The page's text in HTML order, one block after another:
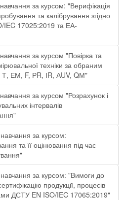
за курсом: "Верифікація
та калібрування згідно
17025:2019 та ЕА-
за курсом "Повірка та
техніки за обраним
ЕМ, F, РR, ІR, АUV, QМ"
за курсом "Розрахунок і
інтервалів
за курсом:
та її оцінювання під час
за курсом: "Вимоги до
продукції, процесів
ДСТУ EN ISO/IEC 17065:2019"